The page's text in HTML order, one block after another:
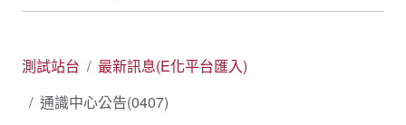
測試站台
最新訊息(E化平台匯入)
通識中心公告(0407)